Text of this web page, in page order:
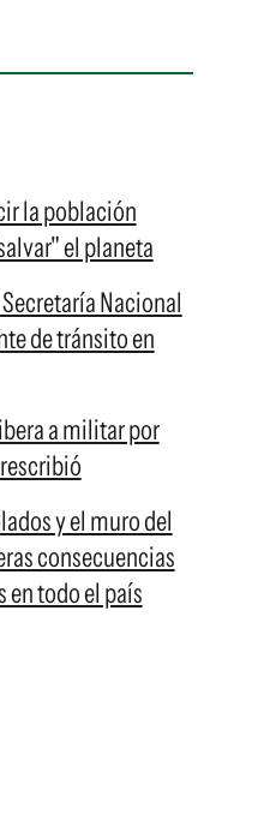
la población
el planeta
Nacional
de tránsito en
a militar por
y el muro del
consecuencias
en todo el país